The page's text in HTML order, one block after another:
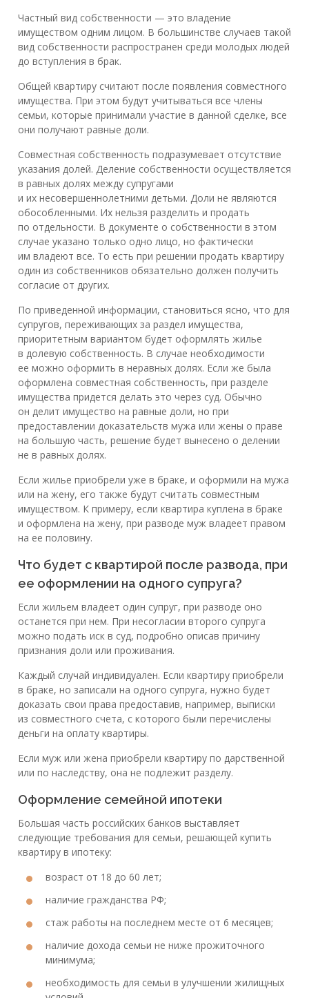
Частный вид собственности — это владение
имуществом одним лицом. В большинстве случаев такой
вид собственности распространен среди молодых людей
до вступления в брак.
Общей квартиру считают после появления совместного
имущества. При этом будут учитываться все члены
семьи, которые принимали участие в данной сделке, все
они получают равные доли.
Совместная собственность подразумевает отсутствие
указания долей. Деление собственности осуществляется
в равных долях между супругами
и их несовершеннолетними детьми. Доли не являются
обособленными. Их нельзя разделить и продать
по отдельности. В документе о собственности в этом
случае указано только одно лицо, но фактически
им владеют все. То есть при решении продать квартиру
один из собственников обязательно должен получить
согласие от других.
По приведенной информации, становиться ясно, что для
супругов, переживающих за раздел имущества,
приоритетным вариантом будет оформлять жилье
в долевую собственность. В случае необходимости
ее можно оформить в неравных долях. Если же была
оформлена совместная собственность, при разделе
имущества придется делать это через суд. Обычно
он делит имущество на равные доли, но при
предоставлении доказательств мужа или жены о праве
на большую часть, решение будет вынесено о делении
не в равных долях.
Если жилье приобрели уже в браке, и оформили на мужа
или на жену, его также будут считать совместным
имуществом. К примеру, если квартира куплена в браке
и оформлена на жену, при разводе муж владеет правом
на ее половину.
Что будет с квартирой после развода, при
ее оформлении на одного супруга?
Если жильем владеет один супруг, при разводе оно
останется при нем. При несогласии второго супруга
можно подать иск в суд, подробно описав причину
признания доли или проживания.
Каждый случай индивидуален. Если квартиру приобрели
в браке, но записали на одного супруга, нужно будет
доказать свои права предоставив, например, выписки
из совместного счета, с которого были перечислены
деньги на оплату квартиры.
Если муж или жена приобрели квартиру по дарственной
или по наследству, она не подлежит разделу.
Оформление семейной ипотеки
Большая часть российских банков выставляет
следующие требования для семьи, решающей купить
квартиру в ипотеку:
возраст от 18 до 60 лет;
наличие гражданства РФ;
стаж работы на последнем месте от 6 месяцев;
наличие дохода семьи не ниже прожиточного
минимума;
необходимость для семьи в улучшении жилищных